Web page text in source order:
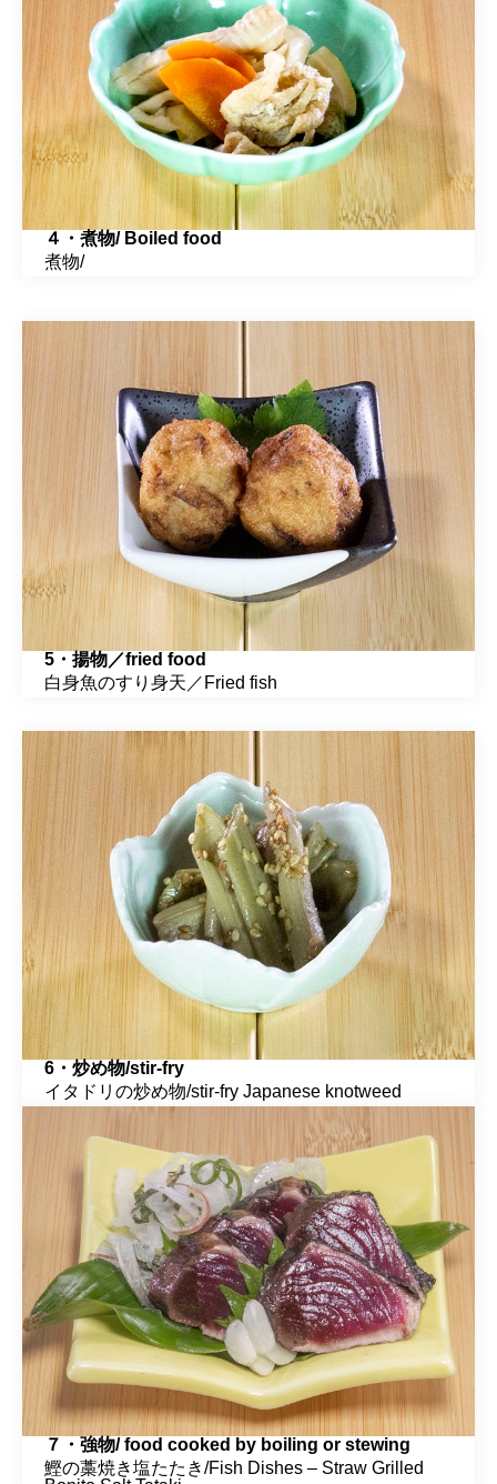
４・煮物/ Boiled food
煮物/
5・揚物／fried food
白身魚のすり身天／Fried fish
6・炒め物/stir-fry
イタドリの炒め物/stir-fry Japanese knotweed
７・強物/ food cooked by boiling or stewing
鰹の藁焼き塩たたき/Fish Dishes – Straw Grilled